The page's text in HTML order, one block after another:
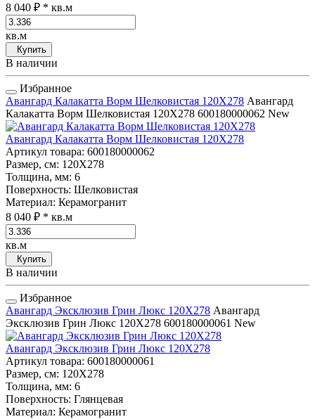
8 040 ₽ * кв.м
кв.м
Купить
В наличии
Избранное
Авангард Калакатта Ворм Шелковистая 120Х278 Авангард
Калакатта Ворм Шелковистая 120Х278 600180000062 New
Авангард Калакатта Ворм Шелковистая 120Х278
Артикул товара: 600180000062
Размер, см: 120Х278
Толщина, мм: 6
Поверхность: Шелковистая
Материал: Керамогранит
8 040 ₽ * кв.м
кв.м
Купить
В наличии
Избранное
Авангард Эксклюзив Грин Люкс 120Х278 Авангард
Эксклюзив Грин Люкс 120Х278 600180000061 New
Авангард Эксклюзив Грин Люкс 120Х278
Артикул товара: 600180000061
Размер, см: 120Х278
Толщина, мм: 6
Поверхность: Глянцевая
Материал: Керамогранит